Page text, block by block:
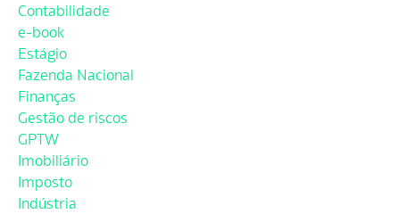
Contabilidade
e-book
Estágio
Fazenda Nacional
Finanças
Gestão de riscos
GPTW
Imobiliário
Imposto
Indústria